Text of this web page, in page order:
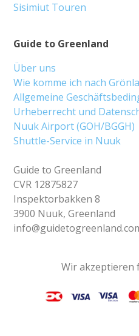
Guide to Greenland
Über uns
Wie komme ich nach
Allgemeine
Urheberrecht und
Nuuk Airport (GOH/BGGH)
Shuttle-Service in Nuuk
Guide to Greenland
CVR 12875827
Inspektorbakken 8
3900 Nuuk, Greenland
Sisimiut Touren
Wir akzeptieren